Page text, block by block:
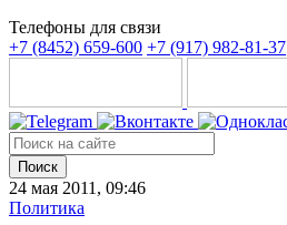
Телефоны для связи
+7 (8452) 659-600 +7 (917) 982-81-37
Поиск
24 мая 2011, 09:46
Политика